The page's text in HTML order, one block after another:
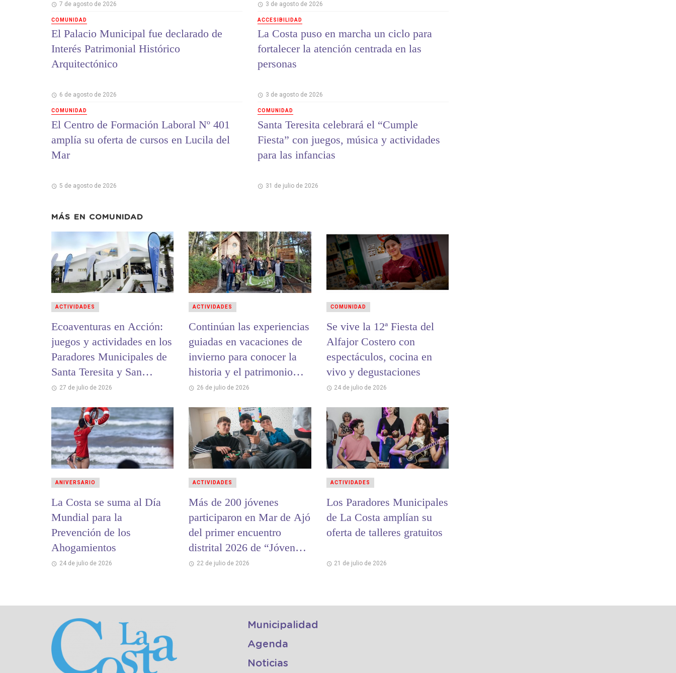
7 de agosto de 2026
COMUNIDAD
El Palacio Municipal fue declarado de
Interés Patrimonial Histórico
Arquitectónico
6 de agosto de 2026
COMUNIDAD
El Centro de Formación Laboral Nº 401
amplía su oferta de cursos en Lucila del
Mar
5 de agosto de 2026
3 de agosto de 2026
ACCESIBILIDAD
La Costa puso en marcha un ciclo para
fortalecer la atención centrada en las
personas
3 de agosto de 2026
COMUNIDAD
Santa Teresita celebrará el “Cumple
Fiesta” con juegos, música y actividades
para las infancias
31 de julio de 2026
MÁS EN COMUNIDAD
Ecoaventuras en Acción:
juegos y actividades en los
Paradores Municipales de
Santa Teresita y San
Bernardo
27 de julio de 2026
ACTIVIDADES
Continúan las experiencias
guiadas en vacaciones de
invierno para conocer la
historia y el patrimonio
cultural de La Costa
26 de julio de 2026
ACTIVIDADES
Se vive la 12ª Fiesta del
Alfajor Costero con
espectáculos, cocina en
vivo y degustaciones
24 de julio de 2026
COMUNIDAD
La Costa se suma al Día
Mundial para la
Prevención de los
Ahogamientos
24 de julio de 2026
ANIVERSARIO
Más de 200 jóvenes
participaron en Mar de Ajó
del primer encuentro
distrital 2026 de “Jóvenes
y Memoria”
22 de julio de 2026
ACTIVIDADES
Los Paradores Municipales
de La Costa amplían su
oferta de talleres gratuitos
21 de julio de 2026
ACTIVIDADES
Municipalidad
Agenda
Noticias